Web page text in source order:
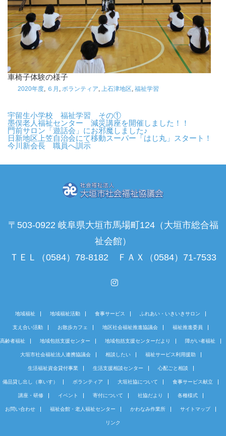
車椅子体験の様子
2020年度, ６月 , ボランティア, 上石津地区, 福祉学習
宇留生小学校 福祉学習 その①
墨俣老人福祉センター 減災講座を開催しました！！
門前サロン「遊話会」にお邪魔しました♪
日新地区上笠自治会にて移動スーパー「はじ丸」スタート！
今川新会長 職員へ訓示
〒503-0922 岐阜県大垣市馬場町124（大垣市総合福
祉会館）
ＴＥＬ（0584）78-8182 ＦＡＸ（0584）71-7533
地域福祉 地域福祉活動 食事サービス ふれあい・いきいきサロン
支え合い活動 お散歩カフェ 地区社会福祉推進協議会 福祉推進委員
高齢者福祉 地域包括支援センター 地域包括支援センターだより 障がい者福祉
大垣市社会福祉法人連携協議会 相談したい 福祉サービス利用援助
生活福祉資金貸付事業 生活支援相談センター 心配ごと相談
備品貸し出し（車いす） ボランティア 大垣社協について 食事サービス献立
講座・研修 イベント 寄付について 社協だより 各種様式
お問い合わせ 福祉会館・老人福祉センター かわなみ作業所 サイトマップ
リンク